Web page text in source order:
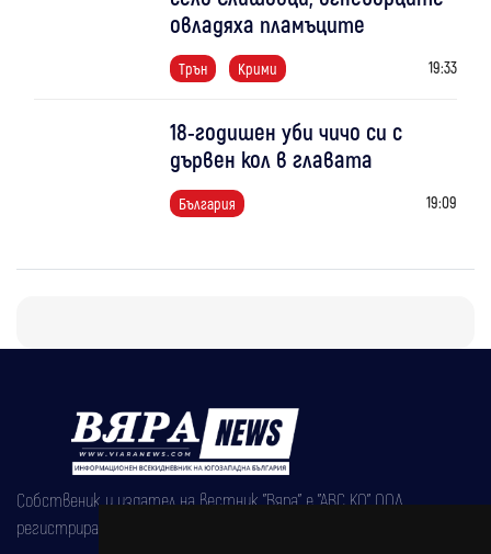
овладяха пламъците
Трън Крими 19:33
18-годишен уби чичо си с
дървен кол в главата
България 19:09
Собственик и издател на вестник "Вяра" е "АВС КО" ООД,
регистрирана на 08.05.2002 година.